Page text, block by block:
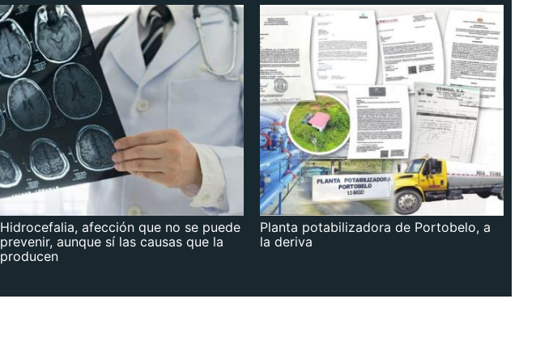
Hidrocefalia, afección que no se puede
prevenir, aunque sí las causas que la
producen
Planta potabilizadora de Portobelo, a
la deriva